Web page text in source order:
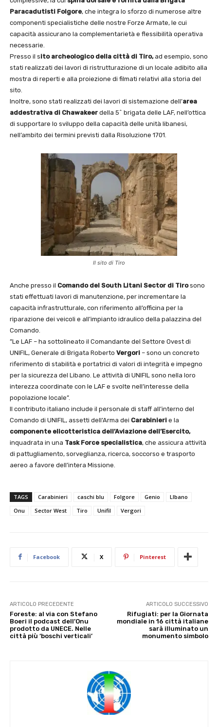
Paracadutisti Folgore, che integra lo sforzo di numerose altre
componenti specialistiche delle nostre Forze Armate, le cui
capacità assicurano la complementarietà e flessibilità operativa
necessarie.
Presso il sito archeologico della città di Tiro,ad esempio, sono
stati realizzati dei lavori di ristrutturazione di un locale adibito alla
mostra di reperti e alla proiezione di filmati relativi alla storia del
sito.
Inoltre, sono stati realizzati dei lavori di sistemazione dell’area
addestrativa di Chawakeer della 5^ brigata delle LAF, nell’ottica
di supportare lo sviluppo della capacità delle unità libanesi,
nell’ambito dei termini previsti dalla Risoluzione 1701.
Il sito di Tiro
Anche presso il Comando del South Litani Sector di Tirosono
stati effettuati lavori di manutenzione, per incrementare la
capacità infrastrutturale, con riferimento all’officina per la
riparazione dei veicoli e all’impianto idraulico della palazzina del
Comando.
”Le LAF – ha sottolineato il Comandante del Settore Ovest di
UNIFIL, Generale di Brigata Roberto Vergori – sono un concreto
riferimento di stabilità e portatrici di valori di integrità e impegno
per la sicurezza del Libano. Le attività di UNIFIL sono nella loro
interezza coordinate con le LAF e svolte nell’interesse della
popolazione locale”.
Il contributo italiano include il personale di staff all’interno del
Comando di UNIFIL, assetti dell’Arma dei Carabinieri e la
componente elicotteristica dell’Aviazione dell’Esercito,
inquadrata in una Task Force specialistica, che assicura attività
di pattugliamento, sorveglianza, ricerca, soccorso e trasporto
aereo a favore dell’intera Missione.
TAGS Carabinieri caschi blu Folgore Genio
LIbano
Onu
Sector West Tiro Unifil Vergori
Facebook X Pinterest
ARTICOLO PRECEDENTE
Foreste: al via con Stefano
Boeri il podcast dell’Onu
prodotto da UNECE. Nelle
città più ‘boschi verticali’
ARTICOLO SUCCESSIVO
Rifugiati: per la Giornata
mondiale in 16 città italiane
sarà illuminato un
monumento simbolo